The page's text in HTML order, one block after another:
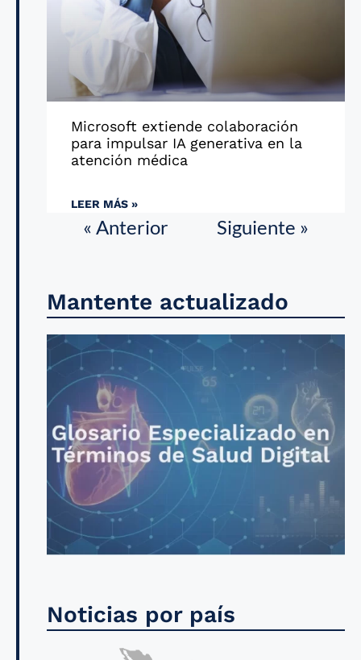
Microsoft extiende colaboración
para impulsar IA generativa en la
atención médica
LEER MÁS »
« Anterior Siguiente »
Mantente actualizado
Noticias por país